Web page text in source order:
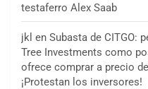
testaferro Alex Saab
jkl en Subasta de CITGO:
Tree Investments como
ofrece comprar a precio
¡Protestan los inversores!